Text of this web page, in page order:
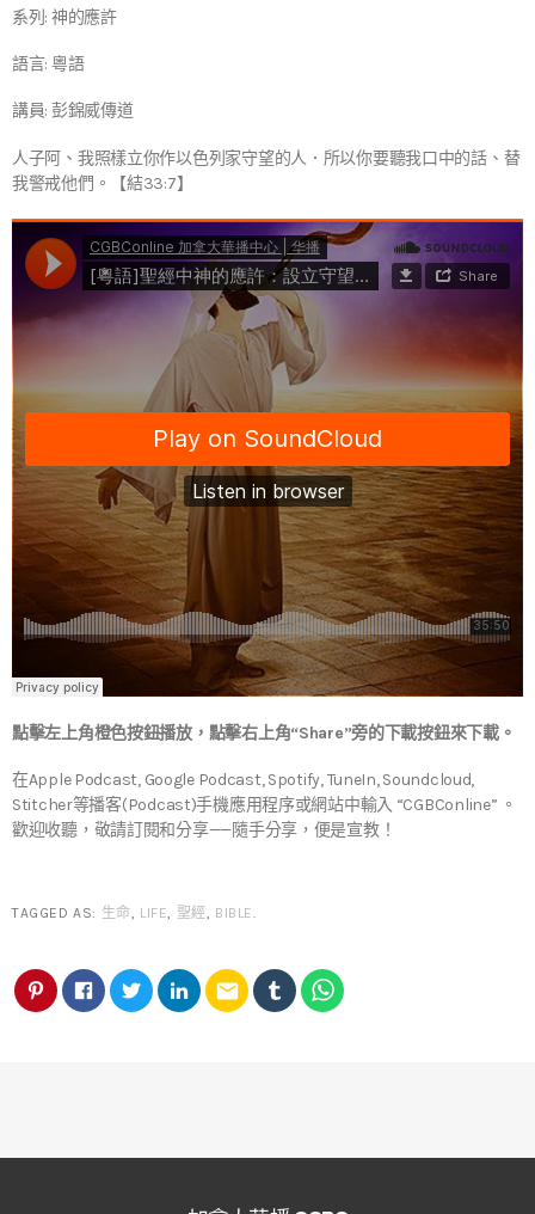
系列: 神的應許
語言: 粵語
講員: 彭錦威傳道
人子阿、我照樣立你作以色列家守望的人．所以你要聽我口中的話、替
我警戒他們。【結33:7】
點擊左上角橙色按鈕播放，點擊右上角“Share”旁的下載按鈕來下載。
在Apple Podcast, Google Podcast, Spotify, TuneIn, Soundcloud,
Stitcher等播客(Podcast)手機應用程序或網站中輸入 “CGBConline” 。
歡迎收聽，敬請訂閱和分享——隨手分享，便是宣教！
TAGGED AS: 生命, LIFE, 聖經, BIBLE.
email